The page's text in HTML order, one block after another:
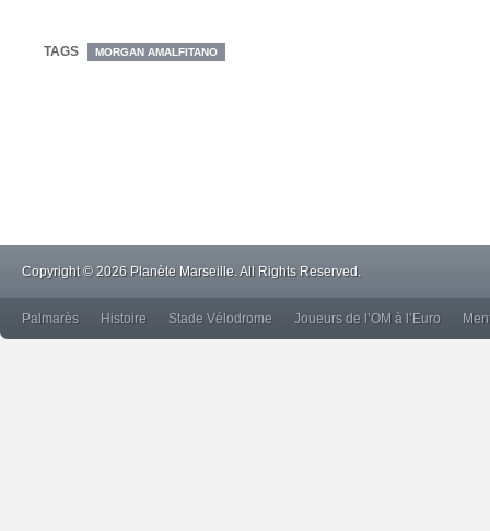
TAGS MORGAN AMALFITANO
Copyright © 2026 Planète Marseille. All Rights Reserved.
Palmarès Histoire Stade Vélodrome Joueurs de l’OM à l’Euro